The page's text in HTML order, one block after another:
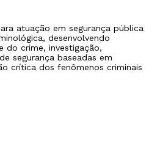
atuação em segurança pública
desenvolvendo
do crime, investigação,
segurança baseadas em
crítica dos fenômenos criminais